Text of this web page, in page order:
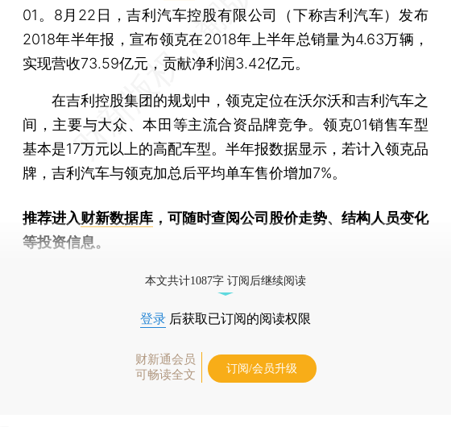
01。8月22日，吉利汽车控股有限公司（下称吉利汽车）发布
2018年半年报，宣布领克在2018年上半年总销量为4.63万辆，
实现营收73.59亿元，贡献净利润3.42亿元。
在吉利控股集团的规划中，领克定位在沃尔沃和吉利汽车之
间，主要与大众、本田等主流合资品牌竞争。领克01销售车型
基本是17万元以上的高配车型。半年报数据显示，若计入领克品
牌，吉利汽车与领克加总后平均单车售价增加7%。
推荐进入财新数据库 ，可随时查阅公司股价走势、结构人员变化
等投资信息。
本文共计1087字 订阅后继续阅读
登录 后获取已订阅的阅读权限
财新通会员
可畅读全文
订阅/会员升级